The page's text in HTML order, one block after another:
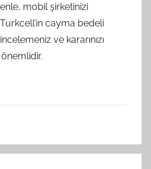
mobil şirketinizi
cayma bedeli
ve kararınızı